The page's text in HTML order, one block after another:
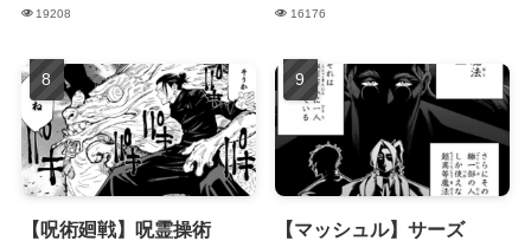
19208 16176
【呪術廻戦】呪霊操術 【マッシュル】サーズ